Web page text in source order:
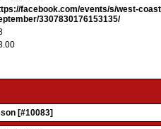
facebook.com/events/s/west-
3307830176153135/
[#10083]